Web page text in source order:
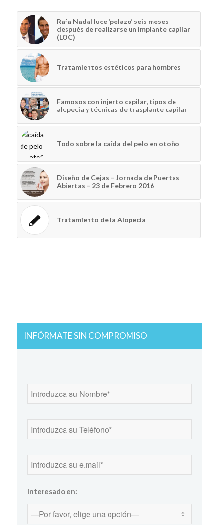
Rafa Nadal luce ‘pelazo’ seis meses
después de realizarse un implante capilar
(LOC)
Tratamientos estéticos para hombres
Famosos con injerto capilar, tipos de
alopecia y técnicas de trasplante capilar
Todo sobre la caída del pelo en otoño
Diseño de Cejas – Jornada de Puertas
Abiertas – 23 de Febrero 2016
Tratamiento de la Alopecia
INFÓRMATE SIN COMPROMISO
Interesado en: